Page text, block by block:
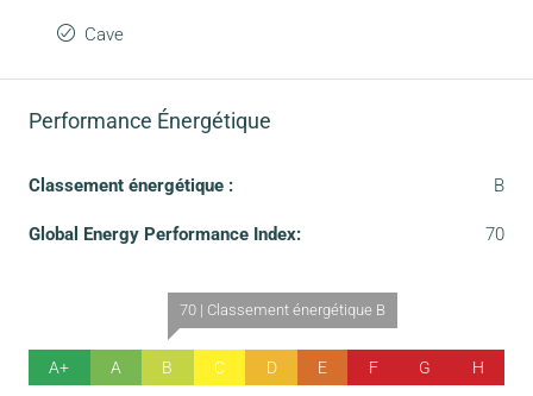
Cave
Performance Énergétique
Classement énergétique : B
Global Energy Performance Index: 70
A+ A
70 | Classement énergétique B
B C D E F G H